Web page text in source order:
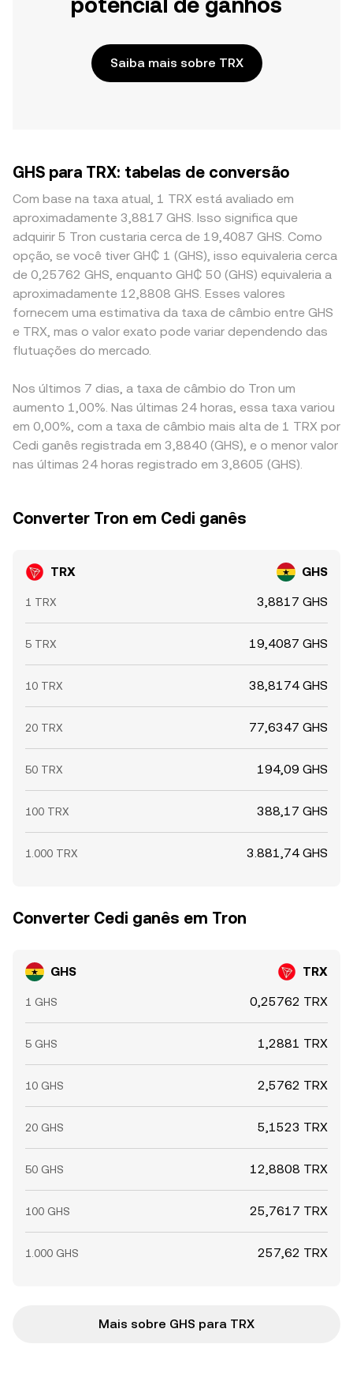
Saiba mais sobre TRX
GHS para TRX: tabelas de conversão
Com base na taxa atual, 1 TRX está avaliado em
aproximadamente 3,8817 GHS. Isso significa que
adquirir 5 Tron custaria cerca de 19,4087 GHS. Como
opção, se você tiver GH₵ 1 (GHS), isso equivaleria cerca
de 0,25762 GHS, enquanto GH₵ 50 (GHS) equivaleria a
aproximadamente 12,8808 GHS. Esses valores
fornecem uma estimativa da taxa de câmbio entre GHS
e TRX, mas o valor exato pode variar dependendo das
flutuações do mercado.
Nos últimos 7 dias, a taxa de câmbio do Tron um
aumento 1,00%. Nas últimas 24 horas, essa taxa variou
em 0,00%, com a taxa de câmbio mais alta de 1 TRX por
Cedi ganês registrada em 3,8840 (GHS), e o menor valor
nas últimas 24 horas registrado em 3,8605 (GHS).
Converter Tron em Cedi ganês
TRX GHS
1 TRX 3,8817 GHS
5 TRX 19,4087 GHS
10 TRX 38,8174 GHS
20 TRX 77,6347 GHS
50 TRX 194,09 GHS
100 TRX 388,17 GHS
1.000 TRX 3.881,74 GHS
Converter Cedi ganês em Tron
GHS TRX
1 GHS 0,25762 TRX
5 GHS 1,2881 TRX
10 GHS 2,5762 TRX
20 GHS 5,1523 TRX
50 GHS 12,8808 TRX
100 GHS 25,7617 TRX
1.000 GHS 257,62 TRX
Mais sobre GHS para TRX